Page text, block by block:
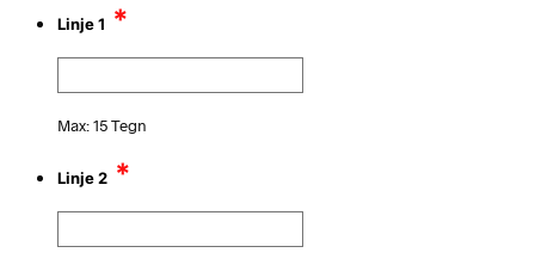
Linje 1 *
Max: 15 Tegn
Linje 2 *